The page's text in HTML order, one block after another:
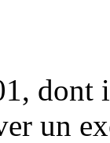
dont
un